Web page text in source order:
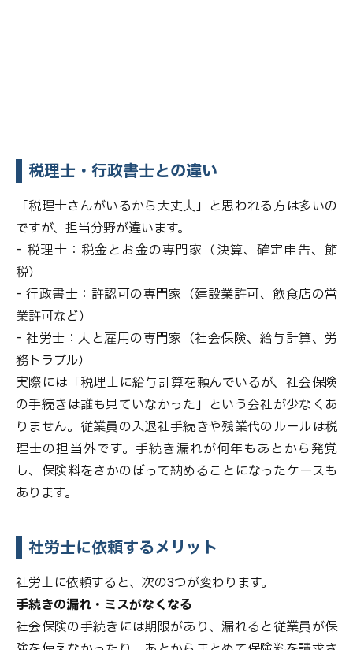
税理士・行政書士との違い
「税理士さんがいるから大丈夫」と思われる方は多いの
ですが、担当分野が違います。
- 税理士：税金とお金の専門家（決算、確定申告、節
税）
- 行政書士：許認可の専門家（建設業許可、飲食店の営
業許可など）
- 社労士：人と雇用の専門家（社会保険、給与計算、労
務トラブル）
実際には「税理士に給与計算を頼んでいるが、社会保険
の手続きは誰も見ていなかった」という会社が少なくあ
りません。従業員の入退社手続きや残業代のルールは税
理士の担当外です。手続き漏れが何年もあとから発覚
し、保険料をさかのぼって納めることになったケースも
あります。
社労士に依頼するメリット
社労士に依頼すると、次の3つが変わります。
手続きの漏れ・ミスがなくなる
社会保険の手続きには期限があり、漏れると従業員が保